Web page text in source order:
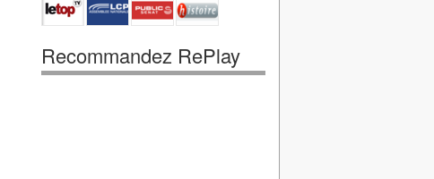
Recommandez RePlay